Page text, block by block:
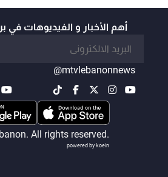
أهم الأخبار و الفيديوهات في
@mtvlebanonnews
All rights reserved.
powered by koein